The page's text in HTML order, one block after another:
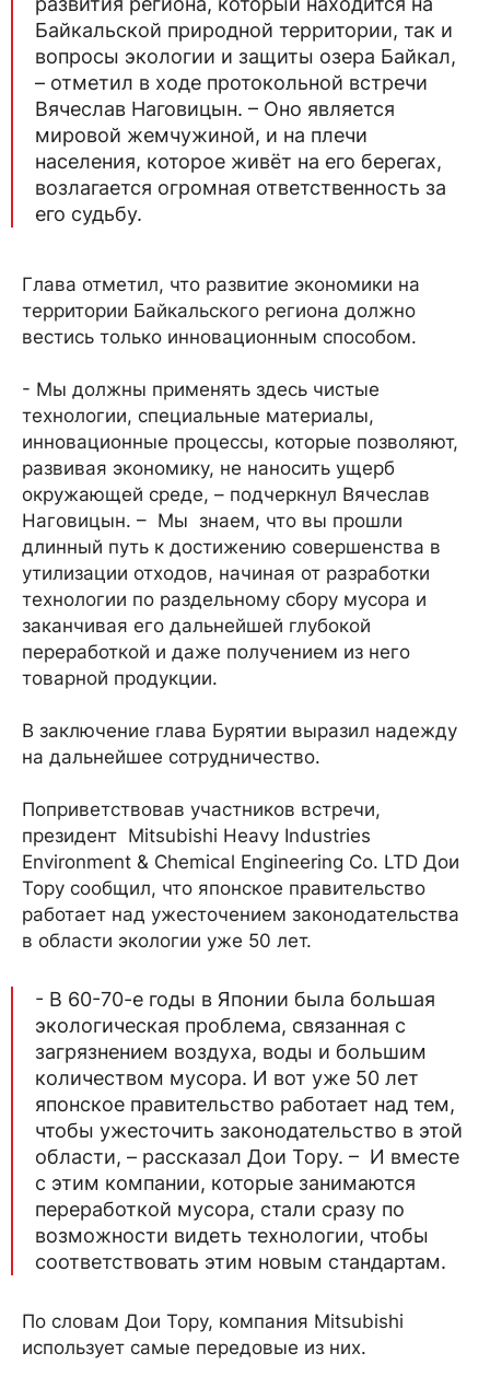
Байкальской природной территории, так и
вопросы экологии и защиты озера Байкал,
– отметил в ходе протокольной встречи
Вячеслав Наговицын. – Оно является
мировой жемчужиной, и на плечи
населения, которое живёт на его берегах,
возлагается огромная ответственность за
его судьбу.
Глава отметил, что развитие экономики на
территории Байкальского региона должно
вестись только инновационным способом.
- Мы должны применять здесь чистые
технологии, специальные материалы,
инновационные процессы, которые позволяют,
развивая экономику, не наносить ущерб
окружающей среде, – подчеркнул Вячеслав
Наговицын. – Мы знаем, что вы прошли
длинный путь к достижению совершенства в
утилизации отходов, начиная от разработки
технологии по раздельному сбору мусора и
заканчивая его дальнейшей глубокой
переработкой и даже получением из него
товарной продукции.
В заключение глава Бурятии выразил надежду
на дальнейшее сотрудничество.
Поприветствовав участников встречи,
президент Mitsubishi Heavy Industries
Environment & Chemical Engineering Co. LTD Дои
Тору сообщил, что японское правительство
работает над ужесточением законодательства
в области экологии уже 50 лет.
- В 60-70-е годы в Японии была большая
экологическая проблема, связанная с
загрязнением воздуха, воды и большим
количеством мусора. И вот уже 50 лет
японское правительство работает над тем,
чтобы ужесточить законодательство в этой
области, – рассказал Дои Тору. – И вместе
с этим компании, которые занимаются
переработкой мусора, стали сразу по
возможности видеть технологии, чтобы
соответствовать этим новым стандартам.
По словам Дои Тору, компания Mitsubishi
использует самые передовые из них.